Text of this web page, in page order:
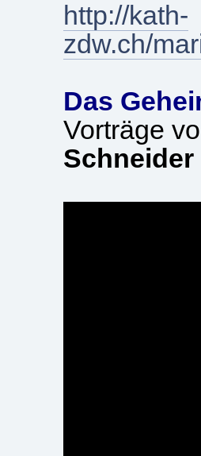
http://kath-
zdw.ch/
Das
Vorträge
Schneider